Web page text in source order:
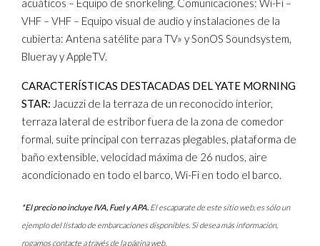
acuáticos – Equipo de snorkeling. Comunicaciones: Wi-Fi –
VHF – VHF – Equipo visual de audio y instalaciones de la
cubierta: Antena satélite para TV» y SonOS Soundsystem,
Blueray y AppleTV.
CARACTERÍSTICAS DESTACADAS DEL YATE MORNING
STAR: Jacuzzi de la terraza de un reconocido interior,
terraza lateral de estribor fuera de la zona de comedor
formal, suite principal con terrazas plegables, plataforma de
baño extensible, velocidad máxima de 26 nudos, aire
acondicionado en todo el barco, Wi-Fi en todo el barco.
*El precio no incluye IVA, Fuel y APA. El escaparate de este sitio web, es sólo un
ejemplo del listado de embarcaciones disponibles. Si desea más información,
rogamos contacte a través de la página web.